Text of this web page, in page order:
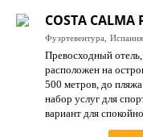
Цены дня
Страны
Как купить
COSTA CALMA
Фуэртевентура, Испания
Превосходный
расположен на
500 метров, до
набор услуг для
вариант для